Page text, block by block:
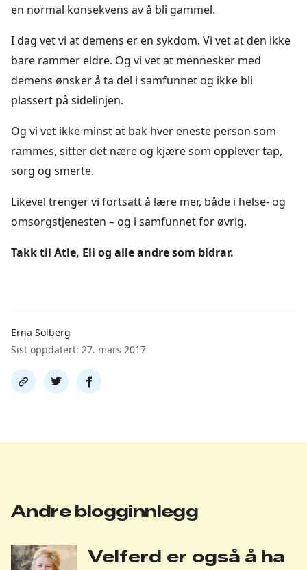
en normal konsekvens av å bli gammel.
I dag vet vi at demens er en sykdom. Vi vet at den ikke
bare rammer eldre. Og vi vet at mennesker med
demens ønsker å ta del i samfunnet og ikke bli
plassert på sidelinjen.
Og vi vet ikke minst at bak hver eneste person som
rammes, sitter det nære og kjære som opplever tap,
sorg og smerte.
Likevel trenger vi fortsatt å lære mer, både i helse- og
omsorgstjenesten – og i samfunnet for øvrig.
Takk til Atle, Eli og alle andre som bidrar.
Erna Solberg
Sist oppdatert: 27. mars 2017
Del
link
Del
på
Del
på
Andre blogginnlegg
Velferd er også å ha